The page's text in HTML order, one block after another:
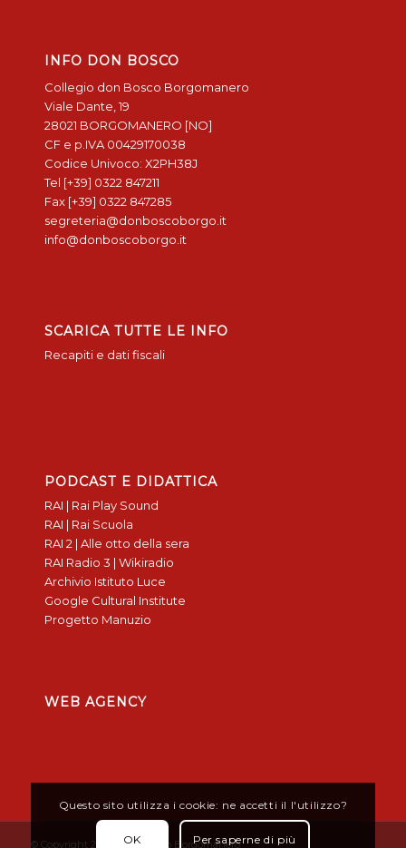
INFO DON BOSCO
Collegio don Bosco Borgomanero
Viale Dante, 19
28021 BORGOMANERO [NO]
CF e p.IVA 00429170038
Codice Univoco: X2PH38J
Tel [+39] 0322 847211
Fax [+39] 0322 847285
segreteria@donboscoborgo.it
info@donboscoborgo.it
SCARICA TUTTE LE INFO
Recapiti e dati fiscali
PODCAST E DIDATTICA
RAI | Rai Play Sound
RAI | Rai Scuola
RAI 2 | Alle otto della sera
RAI Radio 3 | Wikiradio
Archivio Istituto Luce
Google Cultural Institute
Progetto Manuzio
WEB AGENCY
© Copyright 2019 - Don Bosco Borgomanero
Questo sito utilizza i cookie: ne accetti il l'utilizzo?
OK Per saperne di più